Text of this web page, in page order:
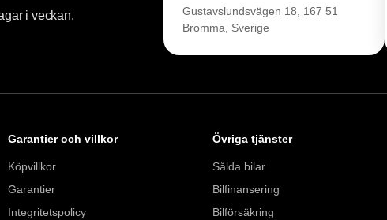
i veckan.
Gustavslundsvägen 18, 167 51
Bromma, Sverige
Garantier och villkor
Köpvillkor
Garantier
Integritetspolicy
Övriga tjänster
Sålda bilar
Bilfinansering
Bilförsäkring